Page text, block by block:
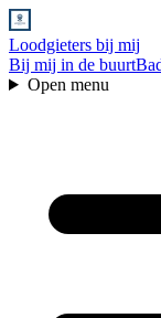
Loodgieters bij mij
Bij mij in de buurt
Open menu